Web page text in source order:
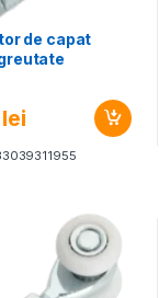
de capat
lei